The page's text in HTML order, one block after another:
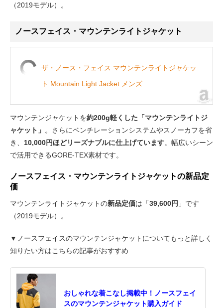
（2019モデル）。
ノースフェイス・マウンテンライトジャケット
ザ・ノース・フェイス マウンテンライトジャケッ
ト Mountain Light Jacket メンズ
マウンテンジャケットを約200g軽くした「マウンテンライトジ
ャケット」 。さらにベンチレーションシステムやスノーカフを省
き、 10,000円ほどリーズナブルに仕上げています。幅広いシーン
で活用できるGORE-TEX素材です。
ノースフェイス・マウンテンライトジャケットの新品定
価
マウンテンライトジャケットの新品定価は「39,600円 」です
（2019モデル）。
▼ノースフェイスのマウンテンジャケットについてもっと詳しく
知りたい方はこちらの記事がおすすめ
おしゃれな着こなし掲載中！ノースフェイ
スのマウンテンジャケット購入ガイド